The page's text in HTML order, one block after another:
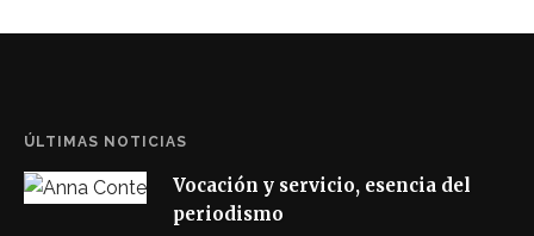
ÚLTIMAS NOTICIAS
Vocación y servicio, esencia del
periodismo